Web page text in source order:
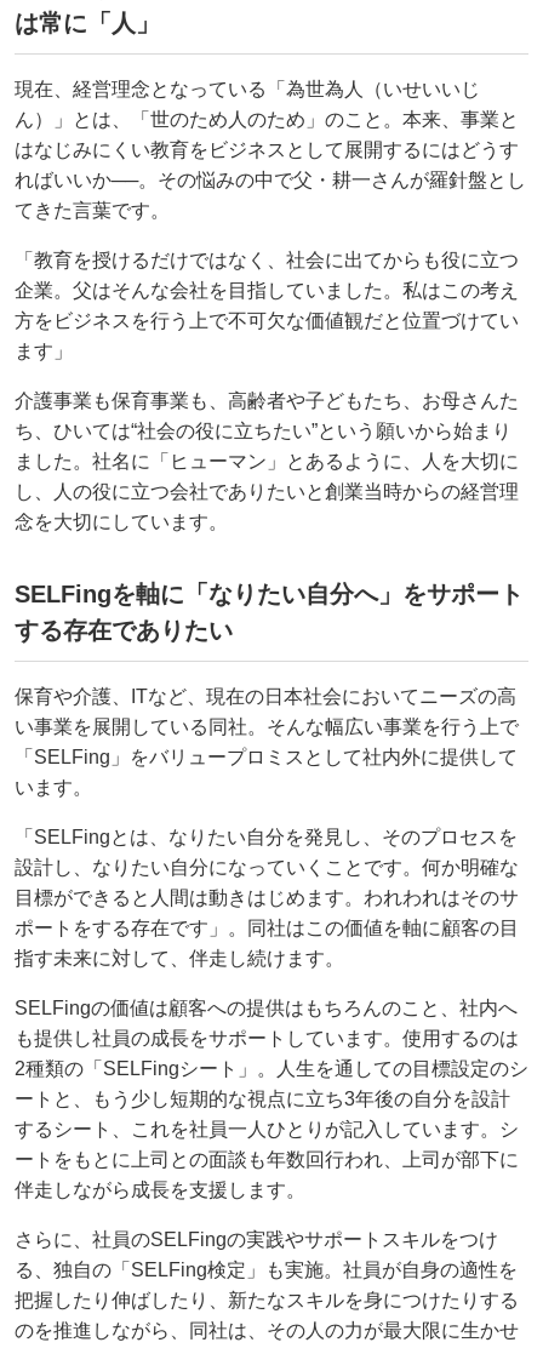
は常に「人」
現在、経営理念となっている「為世為人（いせいいじ
ん）」とは、「世のため人のため」のこと。本来、事業と
はなじみにくい教育をビジネスとして展開するにはどうす
ればいいか──。その悩みの中で父・耕一さんが羅針盤とし
てきた言葉です。
「教育を授けるだけではなく、社会に出てからも役に立つ
企業。父はそんな会社を目指していました。私はこの考え
方をビジネスを行う上で不可欠な価値観だと位置づけてい
ます」
介護事業も保育事業も、高齢者や子どもたち、お母さんた
ち、ひいては“社会の役に立ちたい”という願いから始まり
ました。社名に「ヒューマン」とあるように、人を大切に
し、人の役に立つ会社でありたいと創業当時からの経営理
念を大切にしています。
SELFingを軸に「なりたい自分へ」をサポート
する存在でありたい
保育や介護、ITなど、現在の日本社会においてニーズの高
い事業を展開している同社。そんな幅広い事業を行う上で
「SELFing」をバリュープロミスとして社内外に提供して
います。
「SELFingとは、なりたい自分を発見し、そのプロセスを
設計し、なりたい自分になっていくことです。何か明確な
目標ができると人間は動きはじめます。われわれはそのサ
ポートをする存在です」。同社はこの価値を軸に顧客の目
指す未来に対して、伴走し続けます。
SELFingの価値は顧客への提供はもちろんのこと、社内へ
も提供し社員の成長をサポートしています。使用するのは
2種類の「SELFingシート」。人生を通しての目標設定のシ
ートと、もう少し短期的な視点に立ち3年後の自分を設計
するシート、これを社員一人ひとりが記入しています。シ
ートをもとに上司との面談も年数回行われ、上司が部下に
伴走しながら成長を支援します。
さらに、社員のSELFingの実践やサポートスキルをつけ
る、独自の「SELFing検定」も実施。社員が自身の適性を
把握したり伸ばしたり、新たなスキルを身につけたりする
のを推進しながら、同社は、その人の力が最大限に生かせ